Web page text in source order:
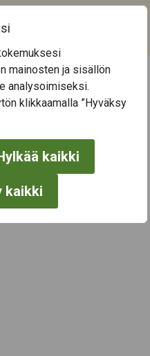
mainosten ja sisällön
analysoimiseksi.
klikkaamalla ”Hyväksy
kaikki
kaikki